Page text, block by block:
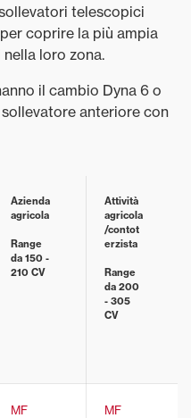
telescopici
coprire la più ampia
loro zona.
il cambio Dyna 6 o
anteriore con
Azienda
agricola
Range
da 150 -
210 CV
Attività
agricola
/contot
erzista
Range
da 200
- 305
CV
MF
MF